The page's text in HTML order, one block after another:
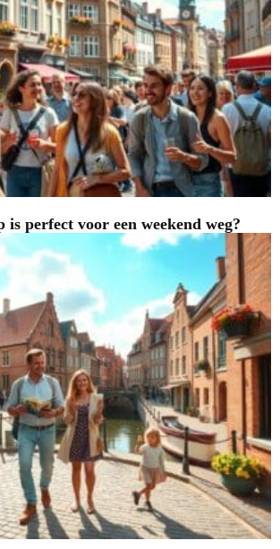
is perfect voor een weekend weg?